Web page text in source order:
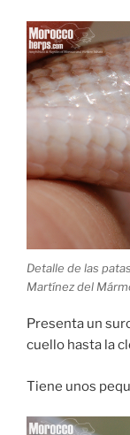
Detalle de las
Martínez del
Presenta un
cuello hasta la
Tiene unos